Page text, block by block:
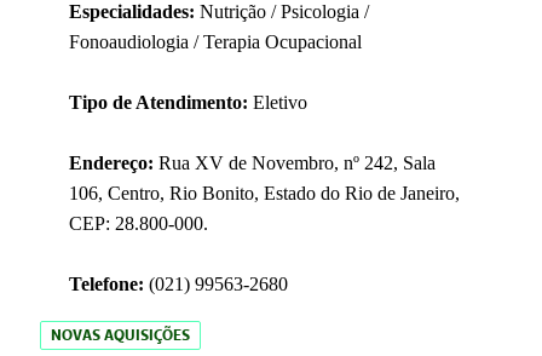
Especialidades: Nutrição / Psicologia /
Fonoaudiologia / Terapia Ocupacional
Tipo de Atendimento: Eletivo
Endereço: Rua XV de Novembro, nº 242, Sala
106, Centro, Rio Bonito, Estado do Rio de Janeiro,
CEP: 28.800-000.
Telefone: (021) 99563-2680
NOVAS AQUISIÇÕES